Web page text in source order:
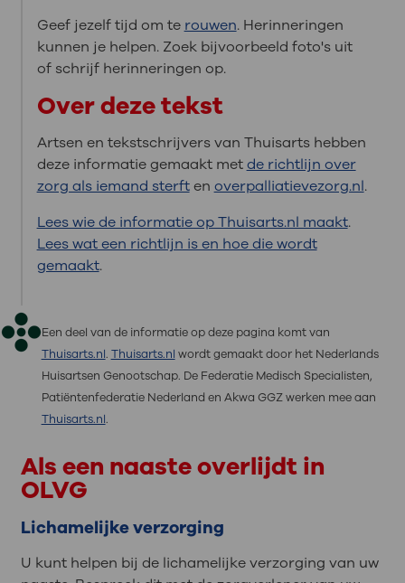
Geef jezelf tijd om te rouwen. Herinneringen
kunnen je helpen. Zoek bijvoorbeeld foto's uit
of schrijf herinneringen op.
Over deze tekst
Artsen en tekstschrijvers van Thuisarts hebben
deze informatie gemaakt metde richtlijn over
zorg als iemand sterften overpalliatievezorg.nl.
Lees wie de informatie op Thuisarts.nl maakt.
Lees wat een richtlijn is en hoe die wordt
gemaakt.
Een deel van de informatie op deze pagina komt van
Thuisarts.nl. Thuisarts.nl wordt gemaakt door het Nederlands
Huisartsen Genootschap. De Federatie Medisch Specialisten,
Patiëntenfederatie Nederland en Akwa GGZ werken mee aan
Thuisarts.nl.
Als een naaste overlijdt in
OLVG
Lichamelijke verzorging
U kunt helpen bij de lichamelijke verzorging van uw